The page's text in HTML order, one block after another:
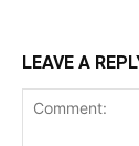
LEAVE A